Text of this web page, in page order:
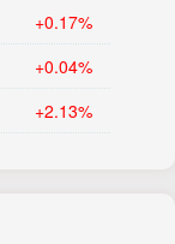
+0.17%
+0.04%
+2.13%